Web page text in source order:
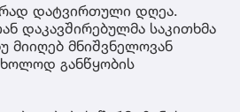
დატვირთული დღეა.
დაკავშირებულმა საკითხმა
მიიღებ მნიშვნელოვან
განწყობის